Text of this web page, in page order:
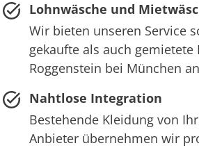
Lohnwäsche und
Wir bieten unseren Service
gekaufte als auch gemietete
Roggenstein bei München
Nahtlose Integration
Bestehende Kleidung von
Anbieter übernehmen wir